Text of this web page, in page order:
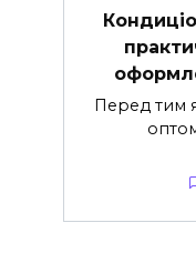
Перед тим